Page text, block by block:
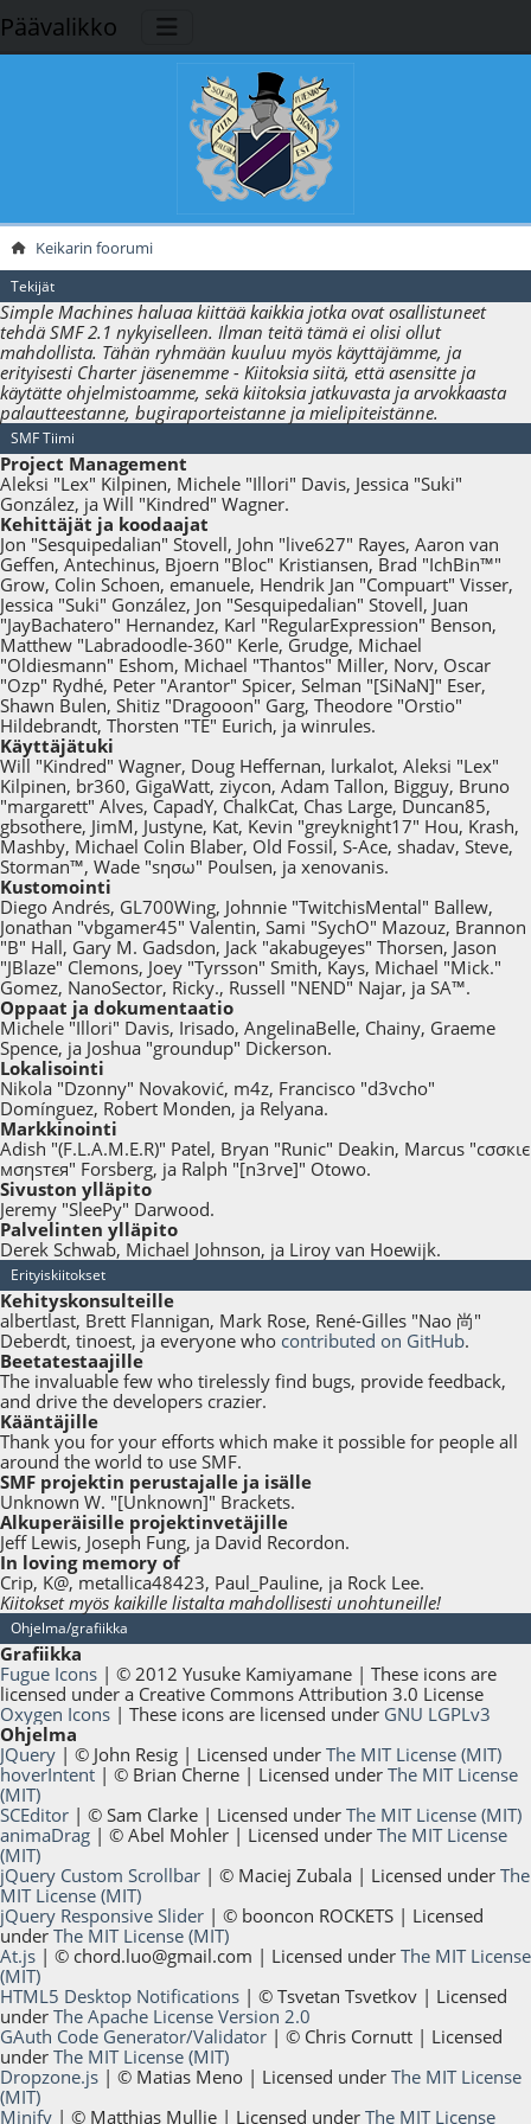
Päävalikko
Keikarin foorumi
Tekijät
Simple Machines haluaa kiittää kaikkia jotka ovat osallistuneet
tehdä SMF 2.1 nykyiselleen. Ilman teitä tämä ei olisi ollut
mahdollista. Tähän ryhmään kuuluu myös käyttäjämme, ja
erityisesti Charter jäsenemme - Kiitoksia siitä, että asensitte ja
käytätte ohjelmistoamme, sekä kiitoksia jatkuvasta ja arvokkaasta
palautteestanne, bugiraporteistanne ja mielipiteistänne.
SMF Tiimi
Project Management
Aleksi "Lex" Kilpinen, Michele "Illori" Davis, Jessica "Suki"
González, ja Will "Kindred" Wagner.
Kehittäjät ja koodaajat
Jon "Sesquipedalian" Stovell, John "live627" Rayes, Aaron van
Geffen, Antechinus, Bjoern "Bloc" Kristiansen, Brad "IchBin™"
Grow, Colin Schoen, emanuele, Hendrik Jan "Compuart" Visser,
Jessica "Suki" González, Jon "Sesquipedalian" Stovell, Juan
"JayBachatero" Hernandez, Karl "RegularExpression" Benson,
Matthew "Labradoodle-360" Kerle, Grudge, Michael
"Oldiesmann" Eshom, Michael "Thantos" Miller, Norv, Oscar
"Ozp" Rydhé, Peter "Arantor" Spicer, Selman "[SiNaN]" Eser,
Shawn Bulen, Shitiz "Dragooon" Garg, Theodore "Orstio"
Hildebrandt, Thorsten "TE" Eurich, ja winrules.
Käyttäjätuki
Will "Kindred" Wagner, Doug Heffernan, lurkalot, Aleksi "Lex"
Kilpinen, br360, GigaWatt, ziycon, Adam Tallon, Bigguy, Bruno
"margarett" Alves, CapadY, ChalkCat, Chas Large, Duncan85,
gbsothere, JimM, Justyne, Kat, Kevin "greyknight17" Hou, Krash,
Mashby, Michael Colin Blaber, Old Fossil, S-Ace, shadav, Steve,
Storman™, Wade "sησω" Poulsen, ja xenovanis.
Kustomointi
Diego Andrés, GL700Wing, Johnnie "TwitchisMental" Ballew,
Jonathan "vbgamer45" Valentin, Sami "SychO" Mazouz, Brannon
"B" Hall, Gary M. Gadsdon, Jack "akabugeyes" Thorsen, Jason
"JBlaze" Clemons, Joey "Tyrsson" Smith, Kays, Michael "Mick."
Gomez, NanoSector, Ricky., Russell "NEND" Najar, ja SA™.
Oppaat ja dokumentaatio
Michele "Illori" Davis, Irisado, AngelinaBelle, Chainy, Graeme
Spence, ja Joshua "groundup" Dickerson.
Lokalisointi
Nikola "Dzonny" Novaković, m4z, Francisco "d3vcho"
Domínguez, Robert Monden, ja Relyana.
Markkinointi
Adish "(F.L.A.M.E.R)" Patel, Bryan "Runic" Deakin, Marcus "cσσкιє
мσηѕтєя" Forsberg, ja Ralph "[n3rve]" Otowo.
Sivuston ylläpito
Jeremy "SleePy" Darwood.
Palvelinten ylläpito
Derek Schwab, Michael Johnson, ja Liroy van Hoewijk.
Erityiskiitokset
Kehityskonsulteille
albertlast, Brett Flannigan, Mark Rose, René-Gilles "Nao 尚"
Deberdt, tinoest, ja everyone who contributed on GitHub.
Beetatestaajille
The invaluable few who tirelessly find bugs, provide feedback,
and drive the developers crazier.
Kääntäjille
Thank you for your efforts which make it possible for people all
around the world to use SMF.
SMF projektin perustajalle ja isälle
Unknown W. "[Unknown]" Brackets.
Alkuperäisille projektinvetäjille
Jeff Lewis, Joseph Fung, ja David Recordon.
In loving memory of
Crip, K@, metallica48423, Paul_Pauline, ja Rock Lee.
Kiitokset myös kaikille listalta mahdollisesti unohtuneille!
Ohjelma/grafiikka
Grafiikka
Fugue Icons | © 2012 Yusuke Kamiyamane | These icons are
licensed under a Creative Commons Attribution 3.0 License
Oxygen Icons | These icons are licensed under GNU LGPLv3
Ohjelma
JQuery | © John Resig | Licensed under The MIT License (MIT)
hoverIntent | © Brian Cherne | Licensed under The MIT License
(MIT)
SCEditor | © Sam Clarke | Licensed under The MIT License (MIT)
animaDrag | © Abel Mohler | Licensed under The MIT License
(MIT)
jQuery Custom Scrollbar | © Maciej Zubala | Licensed under The
MIT License (MIT)
jQuery Responsive Slider | © booncon ROCKETS | Licensed
under The MIT License (MIT)
At.js | © chord.luo@gmail.com | Licensed under The MIT License
(MIT)
HTML5 Desktop Notifications | © Tsvetan Tsvetkov | Licensed
under The Apache License Version 2.0
GAuth Code Generator/Validator | © Chris Cornutt | Licensed
under The MIT License (MIT)
Dropzone.js | © Matias Meno | Licensed under The MIT License
(MIT)
Minify | © Matthias Mullie | Licensed under The MIT License